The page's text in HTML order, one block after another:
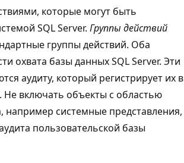
которые могут быть
SQL Server. Группы действий
группы действий. Оба
охвата базы данных SQL Server. Эти
аудиту, который регистрирует их в
Не включать объекты с областью
например системные представления,
пользовательской базы